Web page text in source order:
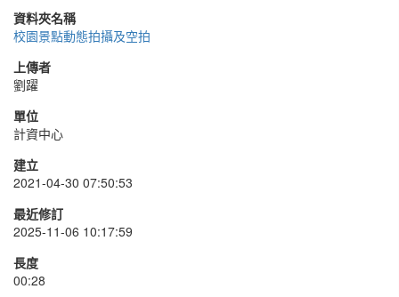
資料夾名稱
校園景點動態拍攝及空拍
上傳者
劉躍
單位
計資中心
建立
2021-04-30 07:50:53
最近修訂
2025-11-06 10:17:59
長度
00:28